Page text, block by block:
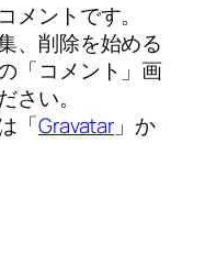
メントです。
、削除を始める
「コメント」画
さい。
「Gravatar 」か